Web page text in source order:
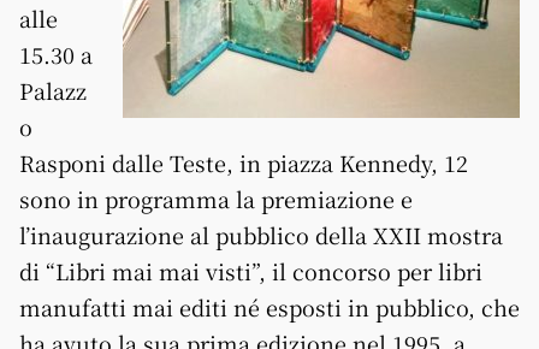
alle
15.30 a
Palazz
o
Rasponi dalle Teste, in piazza Kennedy, 12
sono in programma la premiazione e
l’inaugurazione al pubblico della XXII mostra
di “Libri mai mai visti”, il concorso per libri
manufatti mai editi né esposti in pubblico, che
ha avuto la sua prima edizione nel 1995, a